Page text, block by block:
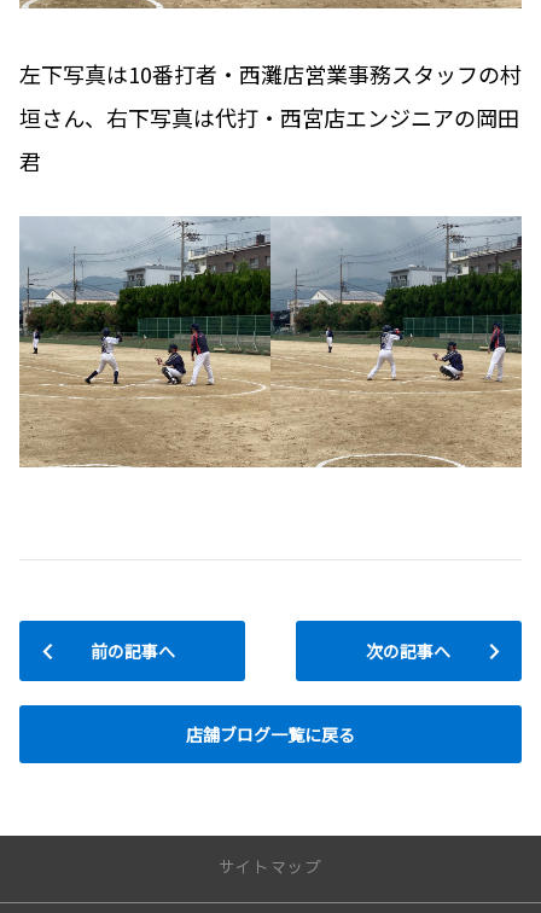
左下写真は10番打者・西灘店営業事務スタッフの村
垣さん、右下写真は代打・西宮店エンジニアの岡田
君
前の記事へ
店舗ブログ一覧に戻る
次の記事へ
サイトマップ